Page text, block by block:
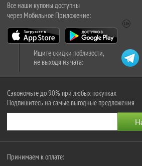
Все наши купоны доступны
через Мобильное Приложение:
Ищите скидки поблизости,
не выходя из чата:
Сэкономьте до 90% при любых покупках
Подпишитесь на самые выгодные предложения
Принимаем к оплате: